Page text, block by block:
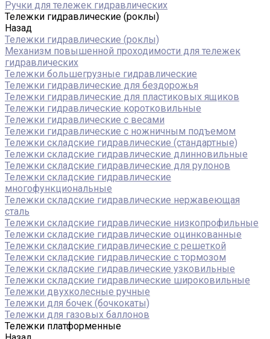
Ручки для тележек гидравлических
Тележки гидравлические (роклы)
Назад
Тележки гидравлические (роклы)
Механизм повышенной проходимости для тележек
гидравлических
Тележки большегрузные гидравлические
Тележки гидравлические для бездорожья
Тележки гидравлические для пластиковых ящиков
Тележки гидравлические коротковильные
Тележки гидравлические с весами
Тележки гидравлические с ножничным подъемом
Тележки складские гидравлические (стандартные)
Тележки складские гидравлические длинновильные
Тележки складские гидравлические для рулонов
Тележки складские гидравлические
многофункциональные
Тележки складские гидравлические нержавеющая
сталь
Тележки складские гидравлические низкопрофильные
Тележки складские гидравлические оцинкованные
Тележки складские гидравлические с решеткой
Тележки складские гидравлические с тормозом
Тележки складские гидравлические узковильные
Тележки складские гидравлические широковильные
Тележки двухколесные ручные
Тележки для бочек (бочкокаты)
Тележки для газовых баллонов
Тележки платформенные